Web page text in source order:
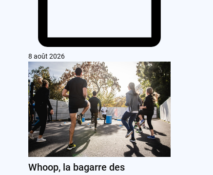
8 août 2026
Whoop, la bagarre des